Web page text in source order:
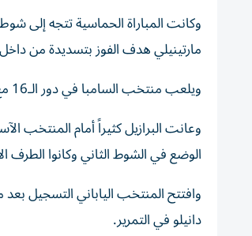
مارتينيلي هدف الفوز بتسديدة من
ويلعب منتخب السامبا في دور الـ16 مع الفائز من مباراة كوت ديفوار والنرويج.
وعانت البرازيل كثيراً أمام المنتخب
الوضع في الشوط الثاني وكانوا
دانيلو في التمرير.